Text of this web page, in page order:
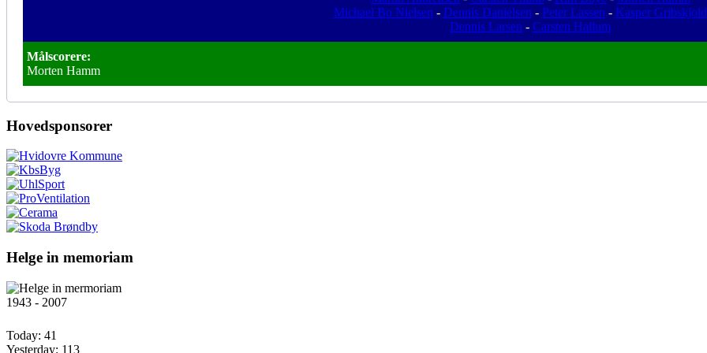
Michael Bo Nielsen - Dennis Danielsen - Peter Lassen - Kasper Gribskjold
Dennis Larsen - Carsten Hallum
Målscorere:
Morten Hamm
Hovedsponsorer
Helge in memoriam
1943 - 2007
Today: 41
Yesterday: 113